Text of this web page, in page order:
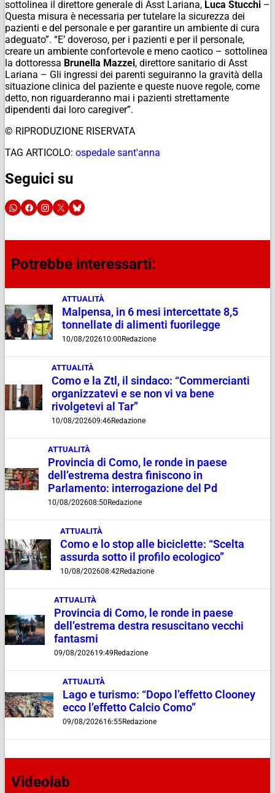
sottolinea il direttore generale di Asst Lariana, Luca Stucchi –
Questa misura è necessaria per tutelare la sicurezza dei
pazienti e del personale e per garantire un ambiente di cura
adeguato”. “E’ doveroso, per i pazienti e per il personale,
creare un ambiente confortevole e meno caotico – sottolinea
la dottoressa Brunella Mazzei, direttore sanitario di Asst
Lariana – Gli ingressi dei parenti seguiranno la gravità della
situazione clinica del paziente e queste nuove regole, come
detto, non riguarderanno mai i pazienti strettamente
dipendenti dai loro caregiver”.
© RIPRODUZIONE RISERVATA
TAG ARTICOLO: ospedale sant'anna
Seguici su
Potrebbe interessarti:
ATTUALITÀ
Malpensa, in 6 mesi intercettate 8,5
tonnellate di alimenti fuorilegge
10/08/202610:00 Redazione
ATTUALITÀ
Como e la Ztl, il sindaco: “Commercianti
organizzatevi e se non vi va bene
rivolgetevi al Tar”
10/08/202609:46Redazione
ATTUALITÀ
Provincia di Como, le ronde in paese
dell’estrema destra finiscono in
Parlamento: interrogazione del Pd
10/08/202608:50 Redazione
ATTUALITÀ
Como e lo stop alle biciclette: “Scelta
assurda sotto il profilo ecologico”
10/08/202608:42Redazione
ATTUALITÀ
Provincia di Como, le ronde in paese
dell’estrema destra resuscitano vecchi
fantasmi
09/08/202619:49 Redazione
ATTUALITÀ
Lago e turismo: “Dopo l’effetto Clooney
ecco l’effetto Calcio Como”
09/08/202616:55Redazione
Videolab